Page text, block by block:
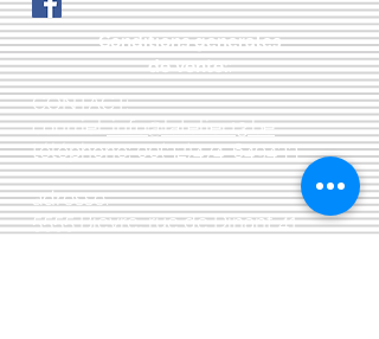
Conditions générales
de vente::
CONTACT:
courriel:info@latelier13.be
téléphone:00(32)474-649433
adresse:
5555 Bièvre, rue de Dinant 41